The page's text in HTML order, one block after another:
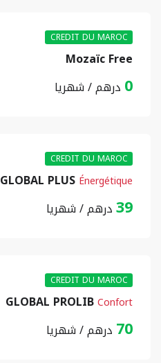
CREDIT DU MAROC
Mozaïc Free
0 درهم / شهريا
CREDIT DU MAROC
GLOBAL PLUS Énergétique
39درهم / شهريا
CREDIT DU MAROC
GLOBAL PROLIBConfort
70 درهم / شهريا